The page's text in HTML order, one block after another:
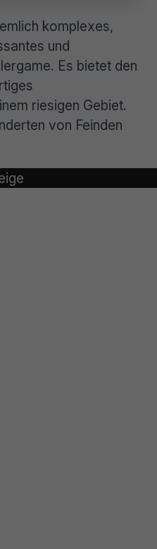
komplexes,
und
Es bietet den
riesigen Gebiet.
von Feinden